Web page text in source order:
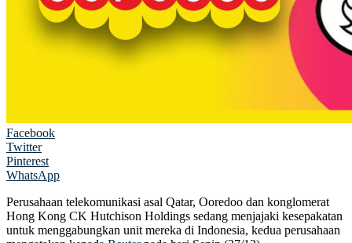
Facebook
Twitter
Pinterest
WhatsApp
Perusahaan telekomunikasi asal Qatar, Ooredoo dan konglomerat
Hong Kong CK Hutchison Holdings sedang menjajaki kesepakatan
untuk menggabungkan unit mereka di Indonesia, kedua perusahaan